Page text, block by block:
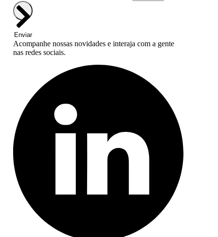
Enviar
Acompanhe nossas novidades e interaja com a gente
nas redes sociais.